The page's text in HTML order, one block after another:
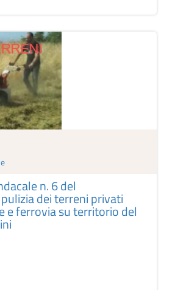
n. 6 del
dei terreni privati
e ferrovia su territorio del